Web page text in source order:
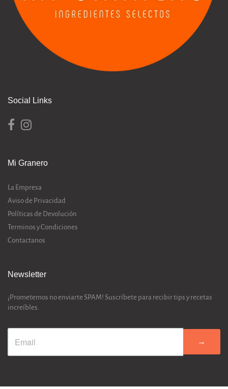
Social Links
Mi Granero
La Empresa
Aviso de Privacidad
Políticas de Devolución
Terminos y Condiciones
Contactanos
Newsletter
¡Prometemos no enviarte SPAM! Suscríbete para recibir tips y recetas
increíbles.
→